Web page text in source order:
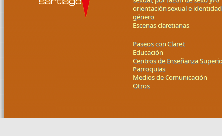
orientación sexual e
género
Escenas claretianas
Paseos con Claret
Educación
Centros de Enseñanza
Parroquias
Medios de Comunicación
Otros